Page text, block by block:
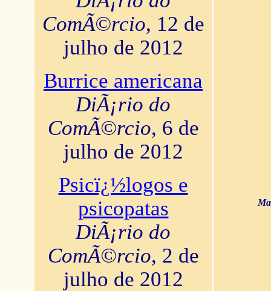
ComÃ©rcio, 12 de
julho de 2012
Burrice americana
DiÃ¡rio do
ComÃ©rcio, 6 de
julho de 2012
Psicï¿½logos e
psicopatas
DiÃ¡rio do
ComÃ©rcio, 2 de
julho de 2012